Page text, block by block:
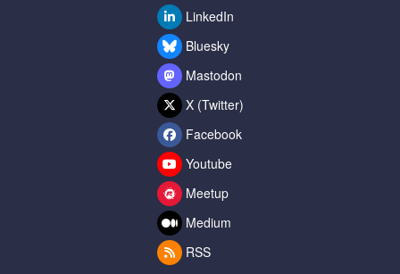
LinkedIn
Bluesky
Mastodon
X (Twitter)
Facebook
Youtube
Meetup
Medium
RSS